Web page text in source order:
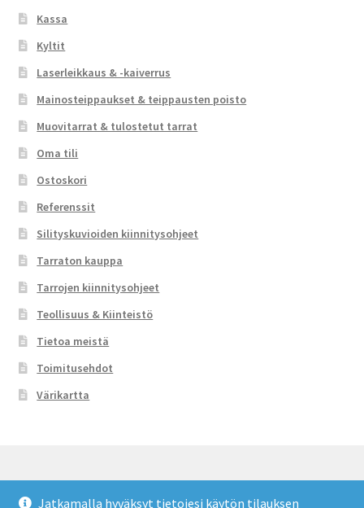
Jatkamalla hyväksyt tietojesi käytön tilauksen
Kassa
Kyltit
Laserleikkaus & -kaiverrus
Mainosteippaukset & teippausten poisto
Muovitarrat & tulostetut tarrat
Oma tili
Ostoskori
Referenssit
Silityskuvioiden kiinnitysohjeet
Tarraton kauppa
Tarrojen kiinnitysohjeet
Teollisuus & Kiinteistö
Tietoa meistä
Toimitusehdot
Värikartta